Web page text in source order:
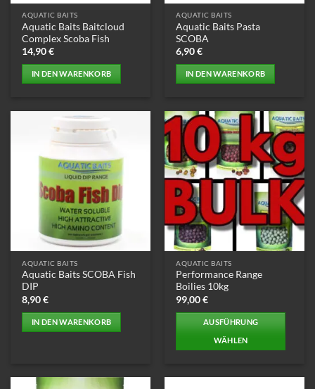
AQUATIC BAITS
Aquatic Baits Baitcloud
Complex Scoba Fish
14,90€
IN DEN WARENKORB
AQUATIC BAITS
Aquatic Baits Pasta
SCOBA
6,90€
IN DEN WARENKORB
AQUATIC BAITS
Aquatic Baits SCOBA Fish
DIP
8,90€
IN DEN WARENKORB
AQUATIC BAITS
Performance Range
Boilies 10kg
99,00€
AUSFÜHRUNG
WÄHLEN